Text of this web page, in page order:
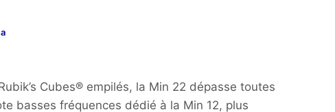
Cubes® empilés, la Min 22 dépasse toutes
basses fréquences dédié à la Min 12, plus